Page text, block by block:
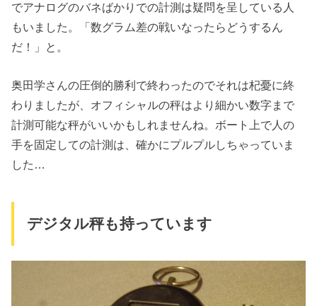
でアナログのバネばかりでの計測は疑問を呈している人
もいました。「数グラム差の戦いなったらどうするん
だ！」と。
奥田学さんの圧倒的勝利で終わったのでそれは杞憂に終
わりましたが、オフィシャルの秤はより細かい数字まで
計測可能な秤がいいかもしれませんね。ボート上で人の
手を固定しての計測は、確かにプルプルしちゃっていま
した…
デジタル秤も持っています